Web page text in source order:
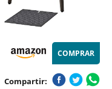
COMPRAR
Compartir: